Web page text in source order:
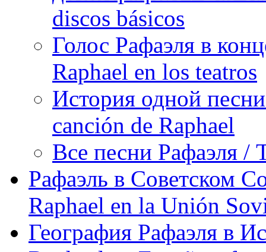
discos básicos
Голос Рафаэля в
Raphael en los teatros
История одной
canción de Raphael
Все песни Рафаэля /
Рафаэль в Советском
Raphael en la Unión
География Рафаэля в